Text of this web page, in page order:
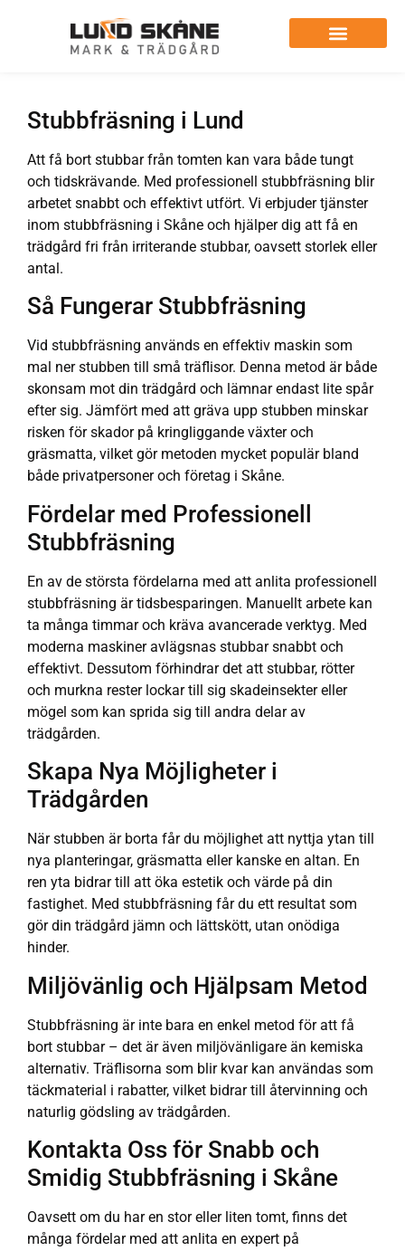
Stubbfräsning i Lund
Att få bort stubbar från tomten kan vara både tungt
och tidskrävande. Med professionell stubbfräsning blir
arbetet snabbt och effektivt utfört. Vi erbjuder tjänster
inom stubbfräsning i Skåne och hjälper dig att få en
trädgård fri från irriterande stubbar, oavsett storlek eller
antal.
Så Fungerar Stubbfräsning
Vid stubbfräsning används en effektiv maskin som
mal ner stubben till små träflisor. Denna metod är både
skonsam mot din trädgård och lämnar endast lite spår
efter sig. Jämfört med att gräva upp stubben minskar
risken för skador på kringliggande växter och
gräsmatta, vilket gör metoden mycket populär bland
både privatpersoner och företag i Skåne.
Fördelar med Professionell
Stubbfräsning
En av de största fördelarna med att anlita professionell
stubbfräsning är tidsbesparingen. Manuellt arbete kan
ta många timmar och kräva avancerade verktyg. Med
moderna maskiner avlägsnas stubbar snabbt och
effektivt. Dessutom förhindrar det att stubbar, rötter
och murkna rester lockar till sig skadeinsekter eller
mögel som kan sprida sig till andra delar av
trädgården.
Skapa Nya Möjligheter i
Trädgården
När stubben är borta får du möjlighet att nyttja ytan till
nya planteringar, gräsmatta eller kanske en altan. En
ren yta bidrar till att öka estetik och värde på din
fastighet. Med stubbfräsning får du ett resultat som
gör din trädgård jämn och lättskött, utan onödiga
hinder.
Miljövänlig och Hjälpsam Metod
Stubbfräsning är inte bara en enkel metod för att få
bort stubbar – det är även miljövänligare än kemiska
alternativ. Träflisorna som blir kvar kan användas som
täckmaterial i rabatter, vilket bidrar till återvinning och
naturlig gödsling av trädgården.
Kontakta Oss för Snabb och
Smidig Stubbfräsning i Skåne
Oavsett om du har en stor eller liten tomt, finns det
många fördelar med att anlita en expert på